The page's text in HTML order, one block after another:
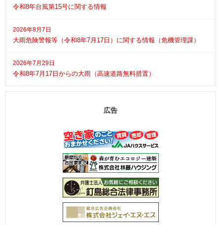
令和8年台風第15号に関する情報
2026年8月7日
大雨危険警報等（令和8年7月17日）に関する情報（危機管理課）
2026年7月29日
令和8年7月17日からの大雨（高速道路無料措置）
広告